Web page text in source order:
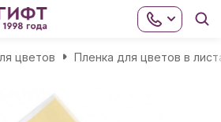
цветов Пленка для цветов в